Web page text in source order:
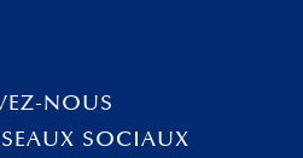
NOUS
SOCIAUX